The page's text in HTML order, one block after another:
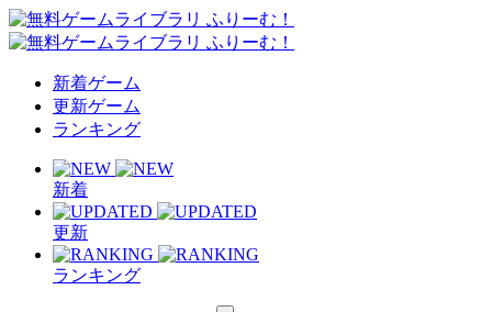
新着ゲーム
更新ゲーム
ランキング
新着
更新
ランキング